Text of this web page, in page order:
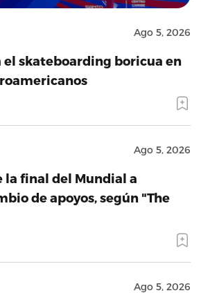
Ago 5, 2026
el skateboarding boricua en
Ago 5, 2026
la final del Mundial a
de apoyos, según "The
Ago 5, 2026